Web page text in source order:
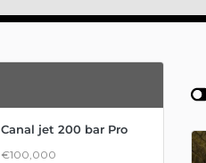
Canal jet 200 bar Pro
€100,000